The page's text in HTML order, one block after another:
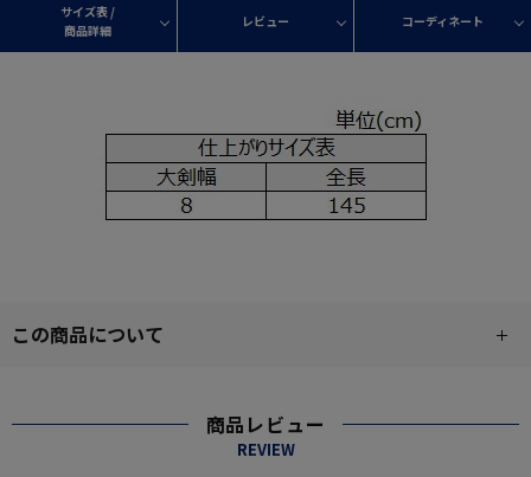
サイズ表 /
商品詳細
レビュー コーディネート
この商品について
商品レビュー
REVIEW